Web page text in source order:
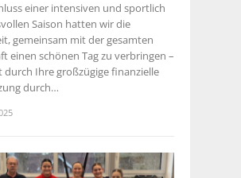
einer intensiven und sportlich
Saison hatten wir die
gemeinsam mit der gesamten
einen schönen Tag zu verbringen –
durch Ihre großzügige finanzielle
durch…